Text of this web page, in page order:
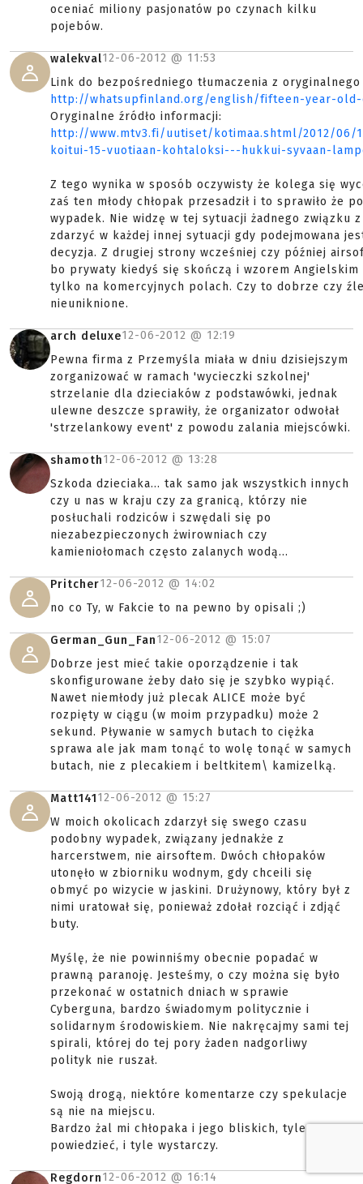
oceniać miliony pasjonatów po czynach kilku
pojebów.
walekval12-06-2012 @ 11:53
Link do bezpośredniego tłumaczenia z oryginalnego
http://whatsupfinland.org/english/fifteen-year-
Oryginalne źródło informacji:
http://www.mtv3.fi/uutiset/kotimaa.shtml/2012/06/
koitui-15-vuotiaan-kohtaloksi---hukkui-syvaan-
Z tego wynika w sposób oczywisty że kolega się
zaś ten młody chłopak przesadził i to sprawiło że
wypadek. Nie widzę w tej sytuacji żadnego związku
zdarzyć w każdej innej sytuacji gdy podejmowana
decyzja. Z drugiej strony wcześniej czy później
bo prywaty kiedyś się skończą i wzorem
tylko na komercyjnych polach. Czy to dobrze czy
nieuniknione.
arch deluxe12-06-2012 @ 12:19
Pewna firma z Przemyśla miała w dniu dzisiejszym
zorganizować w ramach 'wycieczki szkolnej'
strzelanie dla dzieciaków z podstawówki, jednak
ulewne deszcze sprawiły, że organizator odwołał
'strzelankowy event' z powodu zalania miejscówki.
shamoth12-06-2012 @ 13:28
Szkoda dzieciaka... tak samo jak wszystkich innych
czy u nas w kraju czy za granicą, którzy nie
posłuchali rodziców i szwędali się po
niezabezpieczonych żwirowniach czy
kamieniołomach często zalanych wodą...
Pritcher12-06-2012 @ 14:02
no co Ty, w Fakcie to na pewno by opisali ;)
German_Gun_Fan12-06-2012 @ 15:07
Dobrze jest mieć takie oporządzenie i tak
skonfigurowane żeby dało się je szybko wypiąć.
Nawet niemłody już plecak ALICE może być
rozpięty w ciągu (w moim przypadku) może 2
sekund. Pływanie w samych butach to ciężka
sprawa ale jak mam tonąć to wolę tonąć w samych
butach, nie z plecakiem i beltkitem\ kamizelką.
Matt14112-06-2012 @ 15:27
W moich okolicach zdarzył się swego czasu
podobny wypadek, związany jednakże z
harcerstwem, nie airsoftem. Dwóch chłopaków
utonęło w zbiorniku wodnym, gdy chceili się
obmyć po wizycie w jaskini. Drużynowy, który był z
nimi uratował się, ponieważ zdołał rozciąć i zdjąć
buty.
Myślę, że nie powinniśmy obecnie popadać w
prawną paranoję. Jesteśmy, o czy można się było
przekonać w ostatnich dniach w sprawie
Cyberguna, bardzo świadomym politycznie i
solidarnym środowiskiem. Nie nakręcajmy sami tej
spirali, której do tej pory żaden nadgorliwy
polityk nie ruszał.
Swoją drogą, niektóre komentarze czy spekulacje
są nie na miejscu.
Bardzo żal mi chłopaka i jego bliskich, tyle mogę
powiedzieć, i tyle wystarczy.
Regdorn12-06-2012 @ 16:14